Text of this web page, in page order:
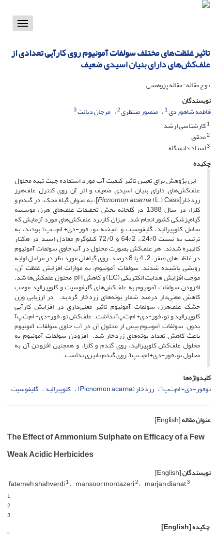
Toggle
تاثیر غلظت‌های مختلف سولفات آمونیوم روی کارآیی تعدادی از
علف‌کش‌های دارای بنیان اسیدی ضعیف
نوع مقاله : مقاله پژوهشی
نویسندگان
فاطمه شاهوردی1 منصور منتظری2 مرجان دیانت3
1کارشناسی ارشد
2محقق
3استاد دانشگاه
چکیده
این پژوهش برای تعیین تاثیر کیفیت آب مورد استفاده جهت تهیه محلول
علف‌کش‌های دارای بنیان اسیدی ضعیف و اثر آن روی کنترل علف‌هرز
زردخار[ Picnomon acarna(L.) Cass]، به عنوان گیاه محک، در گندم و
کلزا، در سال 1388 در گلخانه بخش تحقیقات علف‌های هرز، موسسه
گیاه‌پزشکی کشور انجام شد. میزان کاربرد علف‌کش‌های مورد آزمایش که
شامل کلوپیرالید، گلیفوسیت و آمیخته تو، فور-دی‌+ ام‌ث‌پ‌آ بودند، به
ترتیب به نسبت 24/0.، 64/2 و 72/0 کیلوگرم معادل اسید در هکتار
کالیبره شدند. هر علف‌کش‌ بصورت محلول در آب حاوی سولفات آمونیوم
در غلظت‌های صفر، 2، 4 یا 8 درصد، روی گیاهان مورد نظر در مراحل اولیه
رویشی پاشیده شدند. سولفات آمونیوم، به موازات افزایش غلظت آن،
موجب افزایش هدایت الکتریکی (EC) و کاهش pH محلول علفکش‌ها شد.
افزودن سولفات آمونیوم به علف‌کش‌های گلیفوسیت و کلوپیرالید موجب
کاهش معنی‌دار درصد شمار بوته‌های زردخار گردید. در ارزیابی وزن
خشک علف‌هرز، سولفات آمونیوم تاثیر معنی‌داری در افزایش کارآیی
کلوپیرالید و تو، فور-دی‌+ ام‌ث‌پ‌آ نداشت. علف‌کش تو، فور-دی‌+ ام‌ث‌پ‌آ
بدون سولفات آمونیوم بیش از محلول آن در آب حاوی سولفات آمونیوم
باعث کاهش تعداد بوته‌های زردخار شد. افزودن سولفات آمونیوم به
محلول علف‌کش‌ کلوپیرالید، روی گندم و کلزا، و همچنین افزودن آن به
محلول تو، فور-دی‌+ ام‌ث‌پ‌آ، روی گندم تاثیری نداشت.
کلیدواژه‌ها
توفور-دی‌+ ام‌ث‌پ‌آ زردخار (Picnomon acarna) کلوپیرالید گلیفوسیت
عنوان مقاله[English]
The Effect of Ammonium Sulphate on Efficacy of a Few
Weak Acidic Herbicides
نویسندگان[English]
fatemeh shahverdi1 mansoor montazeri2 marjan dianat3
1
2
3
چکیده[English]